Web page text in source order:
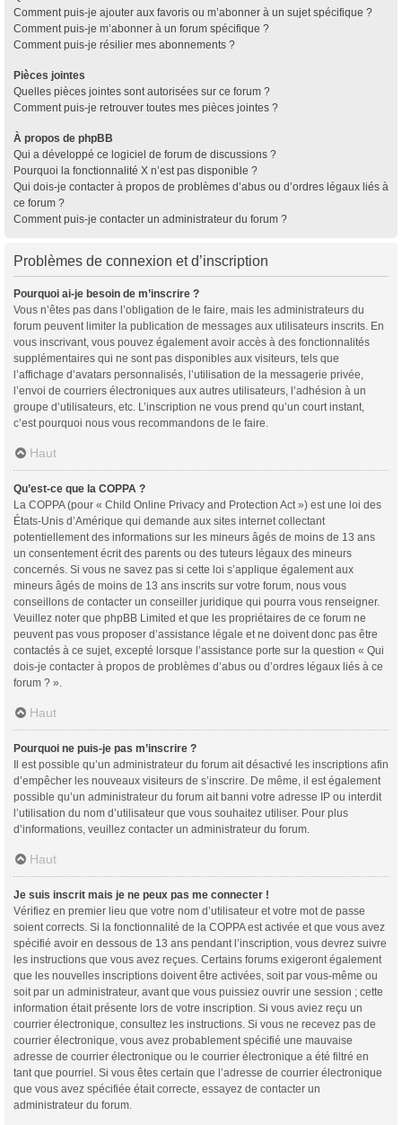
Comment puis-je ajouter aux favoris ou m’abonner à un sujet spécifique ?
Comment puis-je m’abonner à un forum spécifique ?
Comment puis-je résilier mes abonnements ?
Pièces jointes
Quelles pièces jointes sont autorisées sur ce forum ?
Comment puis-je retrouver toutes mes pièces jointes ?
À propos de phpBB
Qui a développé ce logiciel de forum de discussions ?
Pourquoi la fonctionnalité X n’est pas disponible ?
Qui dois-je contacter à propos de problèmes d’abus ou d’ordres légaux liés à
ce forum ?
Comment puis-je contacter un administrateur du forum ?
Problèmes de connexion et d’inscription
Pourquoi ai-je besoin de m’inscrire ?
Vous n’êtes pas dans l’obligation de le faire, mais les administrateurs du
forum peuvent limiter la publication de messages aux utilisateurs inscrits. En
vous inscrivant, vous pouvez également avoir accès à des fonctionnalités
supplémentaires qui ne sont pas disponibles aux visiteurs, tels que
l’affichage d’avatars personnalisés, l’utilisation de la messagerie privée,
l’envoi de courriers électroniques aux autres utilisateurs, l’adhésion à un
groupe d’utilisateurs, etc. L’inscription ne vous prend qu’un court instant,
c’est pourquoi nous vous recommandons de le faire.
Haut
Qu’est-ce que la COPPA ?
La COPPA (pour « Child Online Privacy and Protection Act ») est une loi des
États-Unis d’Amérique qui demande aux sites internet collectant
potentiellement des informations sur les mineurs âgés de moins de 13 ans
un consentement écrit des parents ou des tuteurs légaux des mineurs
concernés. Si vous ne savez pas si cette loi s’applique également aux
mineurs âgés de moins de 13 ans inscrits sur votre forum, nous vous
conseillons de contacter un conseiller juridique qui pourra vous renseigner.
Veuillez noter que phpBB Limited et que les propriétaires de ce forum ne
peuvent pas vous proposer d’assistance légale et ne doivent donc pas être
contactés à ce sujet, excepté lorsque l’assistance porte sur la question « Qui
dois-je contacter à propos de problèmes d’abus ou d’ordres légaux liés à ce
forum ? ».
Haut
Pourquoi ne puis-je pas m’inscrire ?
Il est possible qu’un administrateur du forum ait désactivé les inscriptions afin
d’empêcher les nouveaux visiteurs de s’inscrire. De même, il est également
possible qu’un administrateur du forum ait banni votre adresse IP ou interdit
l’utilisation du nom d’utilisateur que vous souhaitez utiliser. Pour plus
d’informations, veuillez contacter un administrateur du forum.
Haut
Je suis inscrit mais je ne peux pas me connecter !
Vérifiez en premier lieu que votre nom d’utilisateur et votre mot de passe
soient corrects. Si la fonctionnalité de la COPPA est activée et que vous avez
spécifié avoir en dessous de 13 ans pendant l’inscription, vous devrez suivre
les instructions que vous avez reçues. Certains forums exigeront également
que les nouvelles inscriptions doivent être activées, soit par vous-même ou
soit par un administrateur, avant que vous puissiez ouvrir une session ; cette
information était présente lors de votre inscription. Si vous aviez reçu un
courrier électronique, consultez les instructions. Si vous ne recevez pas de
courrier électronique, vous avez probablement spécifié une mauvaise
adresse de courrier électronique ou le courrier électronique a été filtré en
tant que pourriel. Si vous êtes certain que l’adresse de courrier électronique
que vous avez spécifiée était correcte, essayez de contacter un
administrateur du forum.